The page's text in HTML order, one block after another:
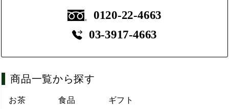
0120-22-4663
03-3917-4663
商品一覧から探す
お茶 食品 ギフト